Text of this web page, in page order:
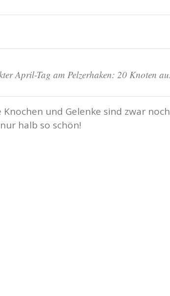
April-Tag am Pelzerhaken: 20 Knoten
Knochen und Gelenke sind zwar
halb so schön!